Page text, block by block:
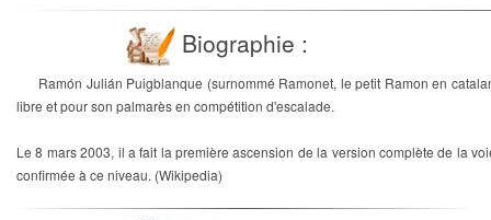
Biographie :
Ramón Julián Puigblanque (surnommé Ramonet, le petit Ramon en
libre et pour son palmarès en compétition d'escalade.
Le 8 mars 2003, il a fait la première ascension de la version complète de la
confirmée à ce niveau. (Wikipedia)